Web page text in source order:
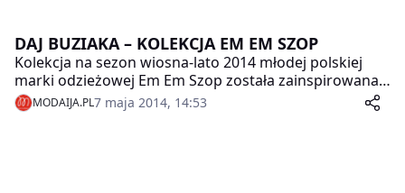
DAJ BUZIAKA – KOLEKCJA EM EM SZOP
Kolekcja na sezon wiosna-lato 2014 młodej polskiej
marki odzieżowej Em Em Szop została zainspirowana
oczekiwaniami klientów, pozytywnym odbiorem znaku
rozpoznawczego marki – czerwonych ust, a także
MODAIJA.PL7 maja 2014, 14:53